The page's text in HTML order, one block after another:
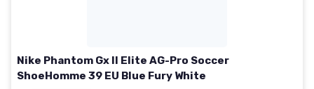
Nike Phantom Gx II Elite AG-Pro Soccer
ShoeHomme 39 EU Blue Fury White